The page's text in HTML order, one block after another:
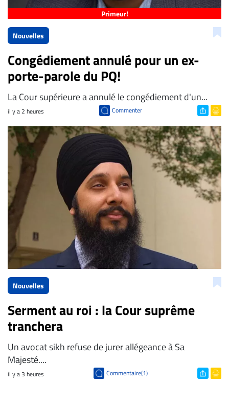
Primeur!
Nouvelles
Congédiement annulé pour un ex-
porte-parole du PQ!
La Cour supérieure a annulé le congédiement d'un...
il y a 2 heures Commenter
Nouvelles
Serment au roi : la Cour suprême
tranchera
Un avocat sikh refuse de jurer allégeance à Sa
Majesté....
il y a 3 heures Commentaire(1)